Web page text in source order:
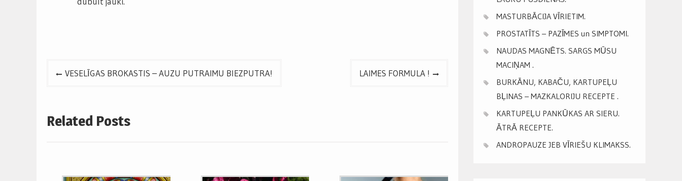
PostVESELĪGAS BROKASTIS – AUZU PUTRAIMU BIEZPUTRA! LAIMES FORMULA !
Related Posts
MASTURBĀCIJA VĪRIETIM.
PROSTATĪTS – PAZĪMES un SIMPTOMI.
NAUDAS MAGNĒTS. SARGS MŪSU
MACIŅAM .
BURKĀNU, KABAČU, KARTUPEĻU
BĻINAS – MAZKALORIJU RECEPTE .
KARTUPEĻU PANKŪKAS AR SIERU.
ĀTRĀ RECEPTE.
ANDROPAUZE JEB VĪRIEŠU KLIMAKSS.